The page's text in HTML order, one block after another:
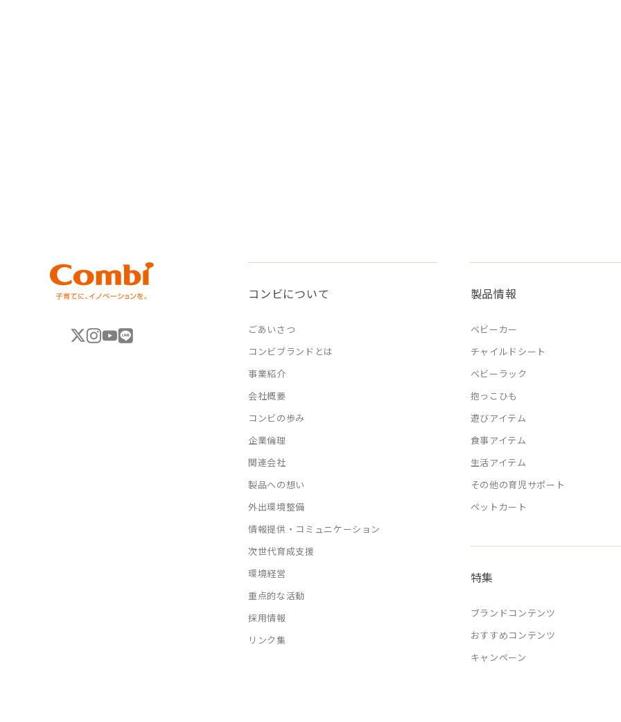
コンビについて
ごあいさつ
コンビブランドとは
事業紹介
会社概要
コンビの歩み
企業倫理
関連会社
製品への想い
外出環境整備
情報提供・コミュニケーション
次世代育成支援
環境経営
重点的な活動
採用情報
リンク集
製品情報
ベビーカー
チャイルドシート
ベビーラック
抱っこひも
遊びアイテム
食事アイテム
生活アイテム
その他の育児サポート
ペットカート
特集
ブランドコンテンツ
おすすめコンテンツ
キャンペーン